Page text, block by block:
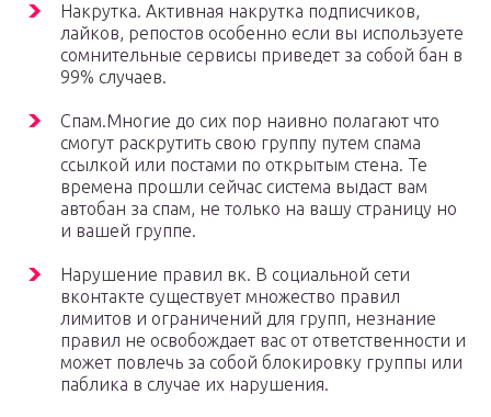
Накрутка. Активная накрутка подписчиков,
лайков, репостов особенно если вы используете
сомнительные сервисы приведет за собой бан в
99% случаев.
Спам.Многие до сих пор наивно полагают что
смогут раскрутить свою группу путем спама
ссылкой или постами по открытым стена. Те
времена прошли сейчас система выдаст вам
автобан за спам, не только на вашу страницу но
и вашей группе.
Нарушение правил вк. В социальной сети
вконтакте существует множество правил
лимитов и ограничений для групп, незнание
правил не освобождает вас от ответственности и
может повлечь за собой блокировку группы или
паблика в случае их нарушения.